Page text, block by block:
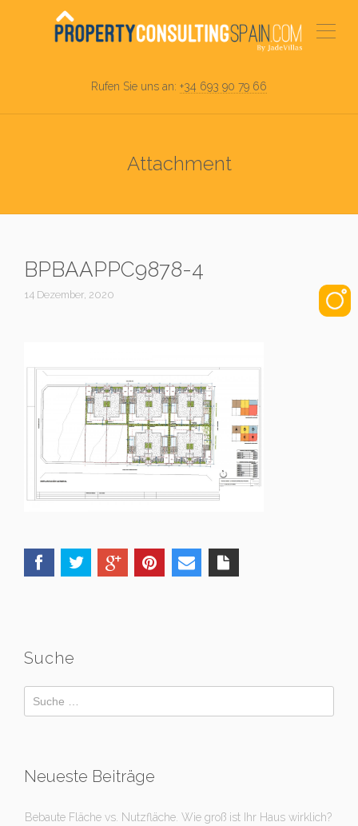
Rufen Sie uns an: +34 693 90 79 66
Attachment
BPBAAPPC9878-4
14 Dezember, 2020
Suche
Neueste Beiträge
Bebaute Fläche vs. Nutzfläche. Wie groß ist Ihr Haus wirklich?